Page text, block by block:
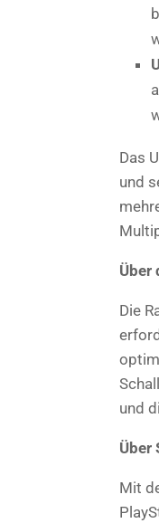
Das
und
Über
Die
und
Über
Mit